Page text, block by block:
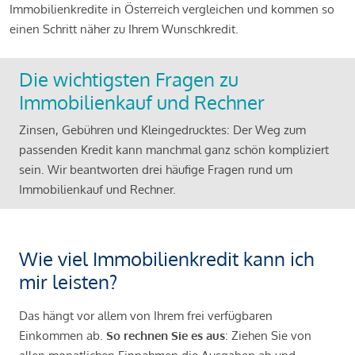
Immobilienkredite in Österreich vergleichen und kommen so
einen Schritt näher zu Ihrem Wunschkredit.
Die wichtigsten Fragen zu
Immobilienkauf und Rechner
Zinsen, Gebühren und Kleingedrucktes: Der Weg zum
passenden Kredit kann manchmal ganz schön kompliziert
sein. Wir beantworten drei häufige Fragen rund um
Immobilienkauf und Rechner.
Wie viel Immobilienkredit kann ich
mir leisten?
Das hängt vor allem von Ihrem frei verfügbaren
Einkommen ab. So rechnen Sie es aus: Ziehen Sie von